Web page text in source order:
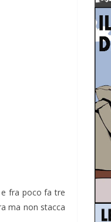
fra poco fa tre
ma non stacca